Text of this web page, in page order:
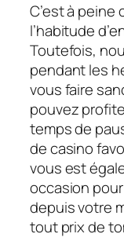
C’est à peine
l’habitude
Toutefois,
pendant les
vous faire
pouvez
temps de
de casino
vous est
occasion
depuis votre
tout prix de